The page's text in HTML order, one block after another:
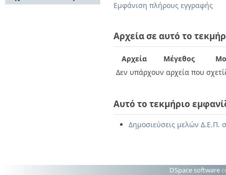
Εμφάνιση πλήρους εγγραφής
Αρχεία σε αυτό το
Αρχεία Μέγεθος
Δεν υπάρχουν αρχεία που
Αυτό το τεκμήριο
Δημοσιεύσεις μελών Δ.Ε.Π.
Θέματα
Συχνές Ερωτήσεις
DSpace software